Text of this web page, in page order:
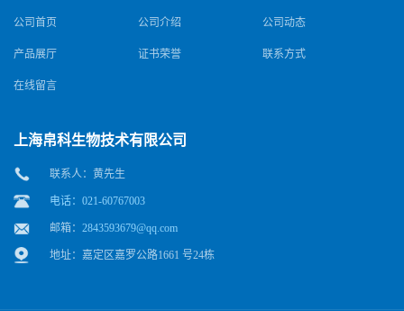
公司首页 公司介绍 公司动态
产品展厅 证书荣誉 联系方式
在线留言
上海帛科生物技术有限公司
联系人：黄先生
电话：021-60767003
邮箱： 2843593679@qq.com
地址：嘉定区嘉罗公路1661 号24栋